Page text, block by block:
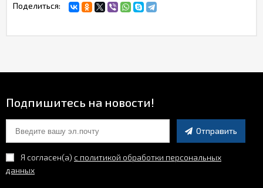
Поделиться:
Подпишитесь на новости!
Отправить
Я согласен(a) с политикой обработки персональных
данных